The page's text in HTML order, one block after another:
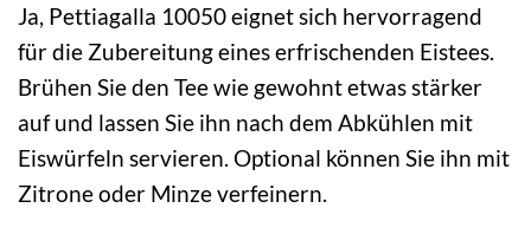
Ja, Pettiagalla 10050 eignet sich hervorragend
für die Zubereitung eines erfrischenden Eistees.
Brühen Sie den Tee wie gewohnt etwas stärker
auf und lassen Sie ihn nach dem Abkühlen mit
Eiswürfeln servieren. Optional können Sie ihn mit
Zitrone oder Minze verfeinern.